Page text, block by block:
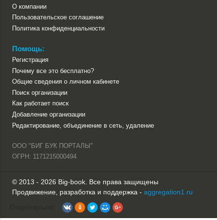
О компании
Пользовательское соглашение
Политика конфиденциальности
Помощь:
Регистрация
Почему все это бесплатно?
Общие сведения о личном кабинете
Поиск организации
Как работает поиск
Добавление организации
Редактирование, объединение в сеть, удаление
ООО "БИГ БУК ПОРТАЛЫ"
ОГРН: 1171215000494
© 2013 - 2026 Big-book. Все права защищены
Продвижение, разработка и поддержка - aggregation1.ru